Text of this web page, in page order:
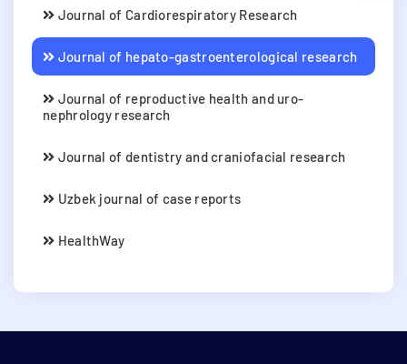
Journal of Cardiorespiratory Research
Journal of hepato-gastroenterological research
Journal of reproductive health and uro-
nephrology research
Journal of dentistry and craniofacial research
Uzbek journal of case reports
HealthWay